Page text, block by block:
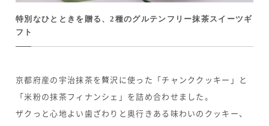
特別なひとときを贈る、2種のグルテンフリー抹茶スイーツギ
フト
京都府産の宇治抹茶を贅沢に使った「チャンククッキー」と
「米粉の抹茶フィナンシェ」を詰め合わせました。
ザクっと心地よい歯ざわりと奥行きある味わいのクッキー、